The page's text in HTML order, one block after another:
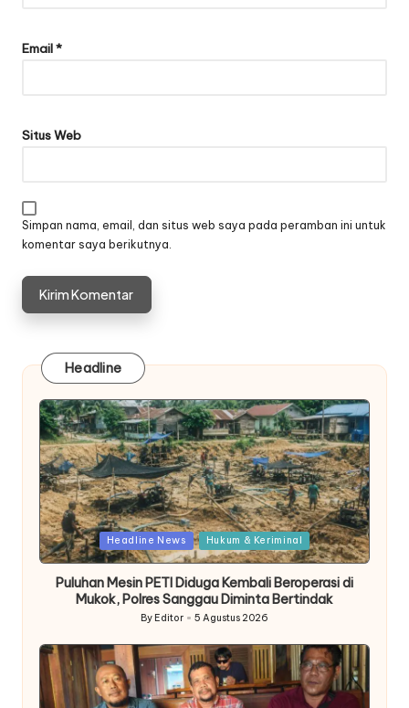
Email*
Situs Web
Simpan nama, email, dan situs web saya pada peramban ini untuk
komentar saya berikutnya.
Headline
Posted
in
Headline News Hukum & Keriminal
Puluhan Mesin PETI Diduga Kembali Beroperasi di
Mukok, Polres Sanggau Diminta Bertindak
Posted
by
By Editor 5 Agustus 2026